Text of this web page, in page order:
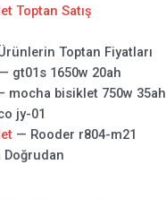
Toptan Satış
Toptan Fiyatları
— gt01s 1650w 20ah
mocha bisiklet 750w 35ah
jy-01
— Rooder r804-m21